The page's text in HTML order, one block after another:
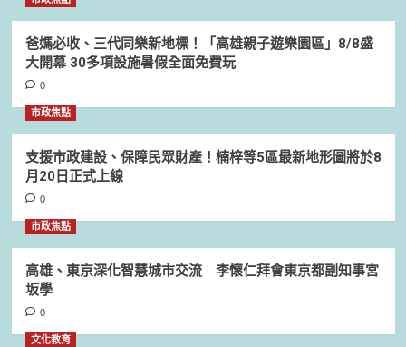
爸媽必收、三代同樂新地標！「高雄親子遊樂園區」8/8盛
大開幕 30多項設施暑假全面免費玩
0
市政焦點
支援市政建設、保障民眾財產！楠梓等5區最新地形圖將於8
月20日正式上線
0
市政焦點
高雄、東京深化智慧城市交流 李懷仁拜會東京都副知事宮
坂學
0
文化教育